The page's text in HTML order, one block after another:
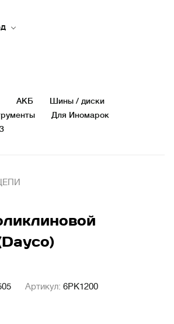
АКБ
Шины / диски
Для Иномарок
Артикул: 6PK1200